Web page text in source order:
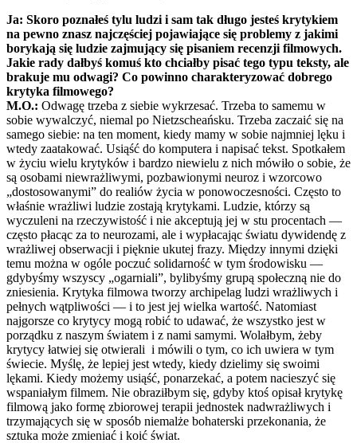
Ja: Skoro poznałeś tylu ludzi i sam tak długo jesteś krytykiem
na pewno znasz najczęściej pojawiające się problemy z jakimi
borykają się ludzie zajmujący się pisaniem recenzji filmowych.
Jakie rady dałbyś komuś kto chciałby pisać tego typu teksty, ale
brakuje mu odwagi? Co powinno charakteryzować dobrego
krytyka filmowego?
M.O.: Odwagę trzeba z siebie wykrzesać. Trzeba to samemu w
sobie wywalczyć, niemal po Nietzscheańsku. Trzeba zaczaić się na
samego siebie: na ten moment, kiedy mamy w sobie najmniej lęku i
wtedy zaatakować. Usiąść do komputera i napisać tekst. Spotkałem
w życiu wielu krytyków i bardzo niewielu z nich mówiło o sobie, że
są osobami niewrażliwymi, pozbawionymi neuroz i wzorcowo
„dostosowanymi” do realiów życia w ponowoczesności. Często to
właśnie wrażliwi ludzie zostają krytykami. Ludzie, którzy są
wyczuleni na rzeczywistość i nie akceptują jej w stu procentach —
często płacąc za to neurozami, ale i wypłacając światu dywidendę z
wrażliwej obserwacji i pięknie ukutej frazy. Między innymi dzięki
temu można w ogóle poczuć solidarność w tym środowisku —
gdybyśmy wszyscy „ogarniali”, bylibyśmy grupą społeczną nie do
zniesienia. Krytyka filmowa tworzy archipelag ludzi wrażliwych i
pełnych wątpliwości — i to jest jej wielka wartość. Natomiast
najgorsze co krytycy mogą robić to udawać, że wszystko jest w
porządku z naszym światem i z nami samymi. Wolałbym, żeby
krytycy łatwiej się otwierali i mówili o tym, co ich uwiera w tym
świecie. Myślę, że lepiej jest wtedy, kiedy dzielimy się swoimi
lękami. Kiedy możemy usiąść, ponarzekać, a potem nacieszyć się
wspaniałym filmem. Nie obraziłbym się, gdyby ktoś opisał krytykę
filmową jako formę zbiorowej terapii jednostek nadwrażliwych i
trzymających się w sposób niemalże bohaterski przekonania, że
sztuka może zmieniać i koić świat.